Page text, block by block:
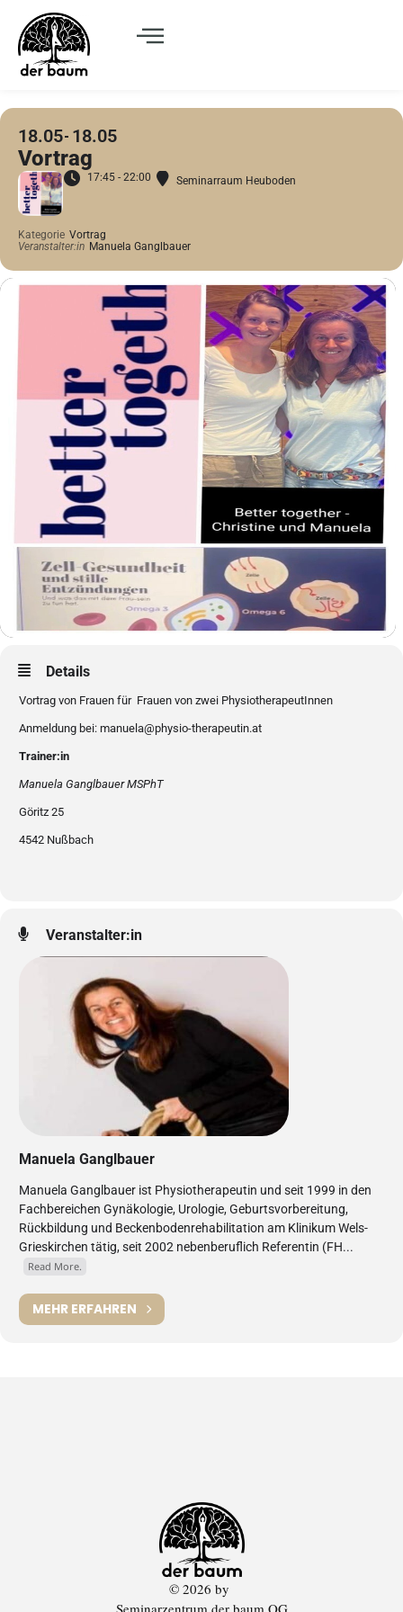
18.05 18.05
Vortrag
17:45 - 22:00 Seminarraum Heuboden
Kategorie Vortrag
Veranstalter:in Manuela Ganglbauer
Details
Vortrag von Frauen für Frauen von zwei PhysiotherapeutInnen
Anmeldung bei: manuela@physio-therapeutin.at
Trainer:in
Manuela Ganglbauer MSPhT
Göritz 25
4542 Nußbach
Veranstalter:in
Manuela Ganglbauer
Manuela Ganglbauer ist Physiotherapeutin und seit 1999 in den
Fachbereichen Gynäkologie, Urologie, Geburtsvorbereitung,
Rückbildung und Beckenbodenrehabilitation am Klinikum Wels-
Grieskirchen tätig, seit 2002 nebenberuflich Referentin (FH...
Read More.
MEHR ERFAHREN
© 2026 by